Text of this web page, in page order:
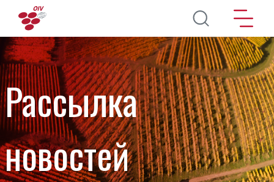
Перейти к основному содержанию
Рассылка
новостей